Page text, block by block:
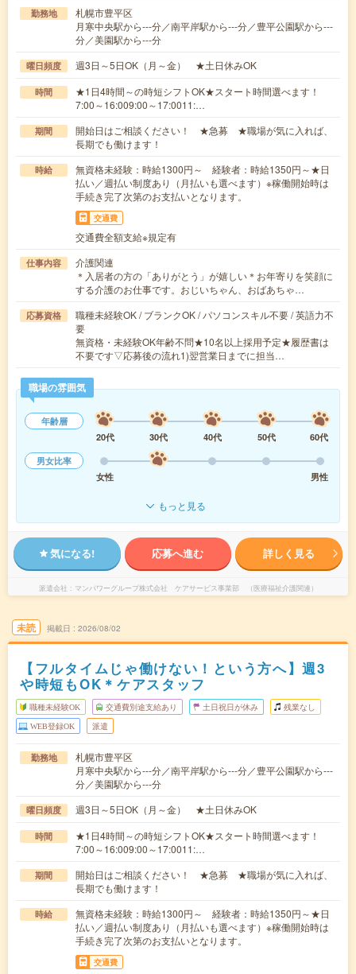
勤務地
札幌市豊平区
月寒中央駅から---分／南平岸駅から---分／豊平公園駅から---
分／美園駅から---分
曜日頻度 週3日～5日OK（月～金） ★土日休みOK
時間
★1日4時間～の時短シフトOK★スタート時間選べます！
7:00～16:009:00～17:0011:…
期間
開始日はご相談ください！ ★急募 ★職場が気に入れば、
長期でも働けます！
時給
無資格未経験：時給1300円～ 経験者：時給1350円～★日
払い／週払い制度あり（月払いも選べます）※稼働開始時は
手続き完了次第のお支払いとなります。
交通費
交通費全額支給※規定有
仕事内容
介護関連
＊入居者の方の「ありがとう」が嬉しい＊お年寄りを笑顔に
する介護のお仕事です。おじいちゃん、おばあちゃ…
応募資格
職種未経験OK / ブランクOK / パソコンスキル不要 / 英語力不
要
無資格・未経験OK年齢不問★10名以上採用予定★履歴書は
不要です▽応募後の流れ1)翌営業日までに担当…
職場の雰囲気
年齢層
20代
30代 40代 50代
60代
男女比率
女性
男性
もっと見る
気になる! 応募へ進む 詳しく見る
派遣会社 マンパワーグループ株式会社 ケアサービス事業部 （医療福祉介護関連）
未読 掲載日 2026/08/02
【フルタイムじゃ働けない！という方へ】週3
や時短もOK＊ケアスタッフ
職種未経験OK 交通費別途支給あり 土日祝日が休み 残業なし
WEB登録OK 派遣
勤務地
札幌市豊平区
月寒中央駅から---分／南平岸駅から---分／豊平公園駅から---
分／美園駅から---分
曜日頻度 週3日～5日OK（月～金） ★土日休みOK
時間
★1日4時間～の時短シフトOK★スタート時間選べます！
7:00～16:009:00～17:0011:…
期間
開始日はご相談ください！ ★急募 ★職場が気に入れば、
長期でも働けます！
時給
無資格未経験：時給1300円～ 経験者：時給1350円～★日
払い／週払い制度あり（月払いも選べます）※稼働開始時は
手続き完了次第のお支払いとなります。
交通費